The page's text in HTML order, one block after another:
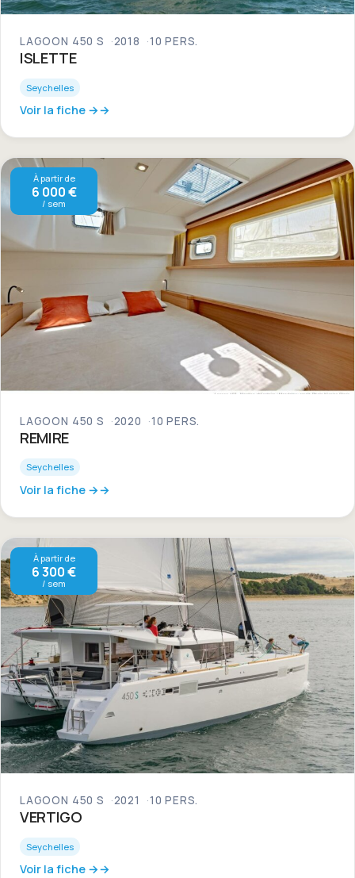
LAGOON 450 S 2018 10 PERS.
ISLETTE
Seychelles
Voir la fiche →
À partir de
6 000 €
/ sem
LAGOON 450 S 2020 10 PERS.
REMIRE
Seychelles
Voir la fiche →
À partir de
6 300 €
/ sem
LAGOON 450 S 2021 10 PERS.
VERTIGO
Seychelles
Voir la fiche →